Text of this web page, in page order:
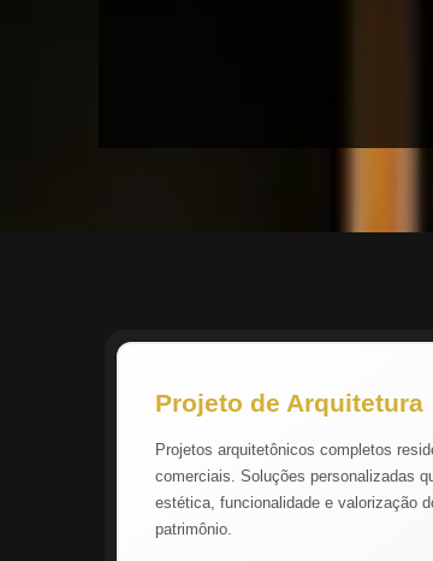
Projeto de Arquitetura
Projetos arquitetônicos completos
comerciais. Soluções personalizadas
estética, funcionalidade e valorização
patrimônio.